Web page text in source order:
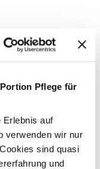
Pflege für
Erlebnis auf
verwenden wir nur
sind quasi
und
ganze Jahr über
zu
Express. Die
Hautschicht